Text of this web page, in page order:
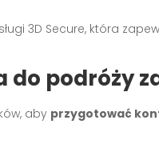
3D Secure, która
do podróży
aby przygotować